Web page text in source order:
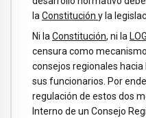
la Constitución y la
Ni laConstitución, ni la
censura como
consejos regionales
sus funcionarios. Por
regulación de estos dos
Interno de un Consejo